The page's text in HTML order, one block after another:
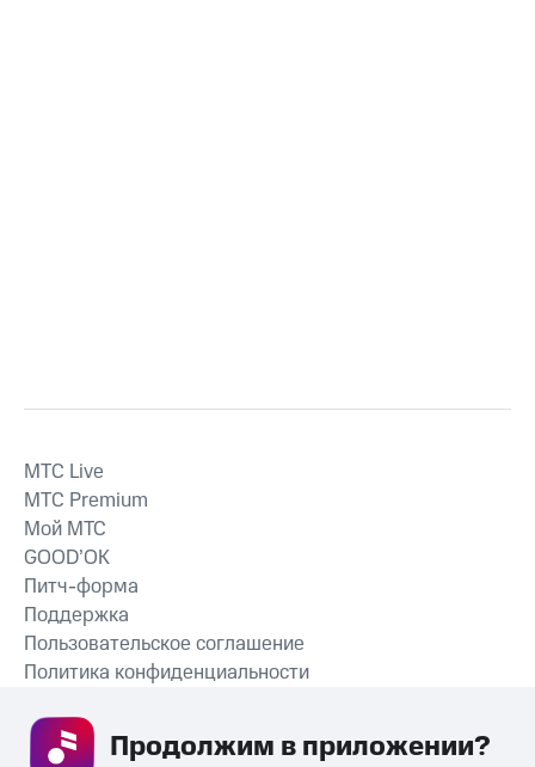
СКАЧАТЬ ПРИЛОЖЕНИЕ
MTС Live
MTС Premium
Мой МТС
GOOD’OK
Питч-форма
Поддержка
Пользовательское соглашение
Политика конфиденциальности